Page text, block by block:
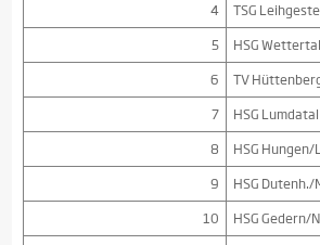
4 TSG
5
HSG Wettertal
6
TV
7
HSG Lumdatal
8
HSG Hungen/
9
HSG Dutenh./
10
HSG Gedern/